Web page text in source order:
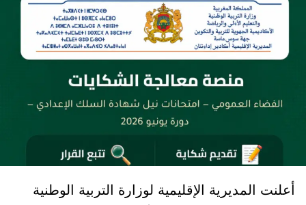
أعلنت المديرية الإقليمية لوزارة التربية الوطنية